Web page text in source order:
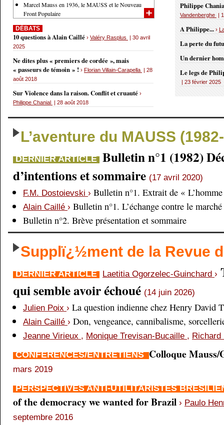
Philippe
Vandenberghe |
A Philippe... ›
La perte du
Un dernier
Le legs de
| 23 février 2025
Marcel Mauss en 1936, le MAUSS et le Nouveau
Front Populaire
DÉBATS
10 questions à Alain Caillé › Valéry Rasplus
| 30 avril
2025
Ne dites plus « premiers de cordée », mais
« passeurs de témoin » ! › Florian Villain-Carapella | 28
août 2018
Sur Violence dans la raison. Conflit et cruauté ›
Philippe Chanial | 28 août 2018
L’aventure du MAUSS
DERNIER ARTICLE Bulletin n°1 (1982)
d’intentions et sommaire (17 avril 2020)
F.M. Dostoievski › Bulletin n°1. Extrait de «
Alain Caillé › Bulletin n°1. L’échange contre le marché
Bulletin n°2. Brève présentation et sommaire
Supplï¿½ment de la Revue
DERNIER ARTICLE Laetitia Ogorzelec-Guinchard ›
qui semble avoir échoué (14 juin 2026)
Julien Poix › La question indienne chez Henry David
Alain Caillé › Don, vengeance, cannibalisme,
Jeanne Virieux , Monique Trevisan-Bucaille ,
CONFÉRENCES/ENTRETIENS Colloque
mars 2019
PERSPECTIVES ANTI-UTILITARISTES
of the democracy we wanted for Brazil › Paulo
septembre 2016